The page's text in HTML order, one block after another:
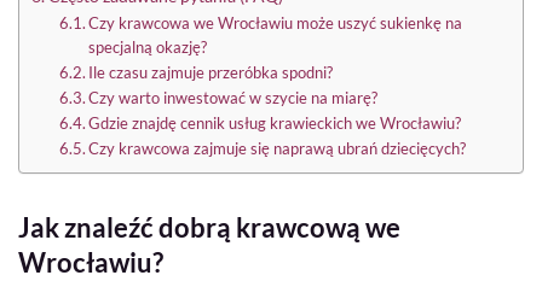
Czy krawcowa we Wrocławiu może uszyć sukienkę na
specjalną okazję?
Ile czasu zajmuje przeróbka spodni?
Czy warto inwestować w szycie na miarę?
Gdzie znajdę cennik usług krawieckich we Wrocławiu?
Czy krawcowa zajmuje się naprawą ubrań dziecięcych?
Jak znaleźć dobrą krawcową we
Wrocławiu?